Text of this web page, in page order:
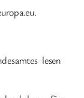
lesen